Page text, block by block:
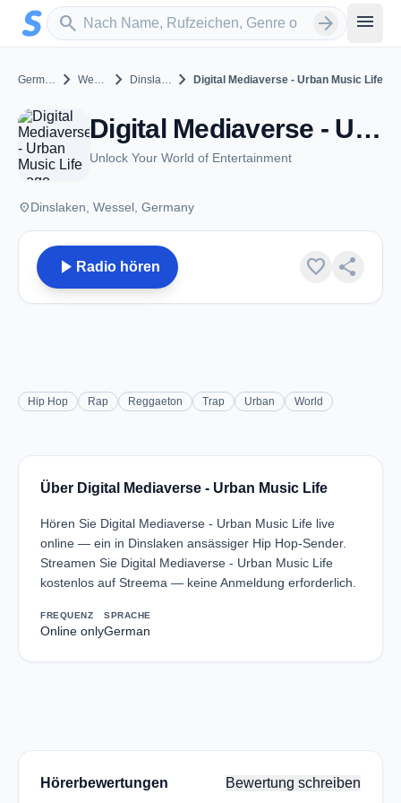
Zum Hauptinhalt springen
search
Sender suchen arrow_forward menu
Germany chevron_right Wessel chevron_right Dinslaken chevron_right Digital Mediaverse - Urban Music Life
Digital Mediaverse - Urban Music Life - Dinslaken
Unlock Your World of Entertainment
placeDinslaken, Wessel, Germany
play_arrow Radio hören favorite share
Hip Hop Rap Reggaeton Trap Urban World
Über Digital Mediaverse - Urban Music Life
Hören Sie Digital Mediaverse - Urban Music Life live
online — ein in Dinslaken ansässiger Hip Hop-Sender.
Streamen Sie Digital Mediaverse - Urban Music Life
kostenlos auf Streema — keine Anmeldung erforderlich.
FREQUENZ
Online only
SPRACHE
German
Hörerbewertungen Bewertung schreiben